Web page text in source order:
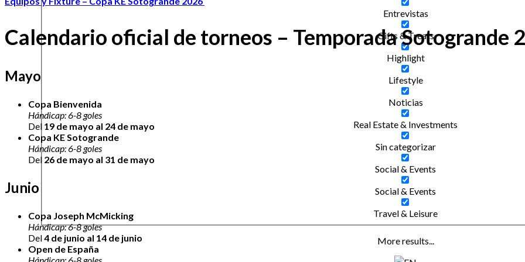
Entrevistas
Gifts & Treats
Highlight
Lifestyle
Noticias
Real Estate & Investments
Sin categorizar
Social & Events
Social & Events
Travel & Leisure
More results...
Calendario oficial de torneos – Temporada Sotogrande
Mayo
Copa Bienvenida
Hándicap: 6-8 goles
Del 19 de mayo al 24 de mayo
Copa KE Sotogrande
Hándicap: 6-8 goles
Del 26 de mayo al 31 de mayo
Junio
Copa Joseph McMicking
Hándicap: 6-8 goles
Del4 de junio al 14 de junio
Open de España
Hándicap: 6-8 goles